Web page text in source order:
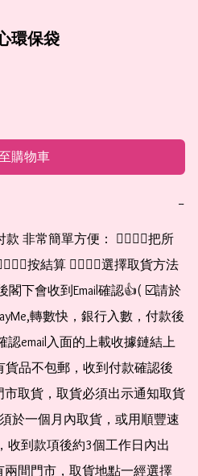
環保袋
購物車
−
非常簡單方便： 👉🏻👉🏻把所
按結算 👉🏻👉🏻選擇取貨方法
閣下會收到Email確認👍( ☑️請於
轉數快，銀行入數，付款後
認email入面的上載收據鏈結上
貨品不包郵，收到付款確認後
取貨，取貨必須出示通知取貨
於一個月內取貨，或用順豐速
收到款項後約3個工作日內出
間門市，取貨地點一經選擇